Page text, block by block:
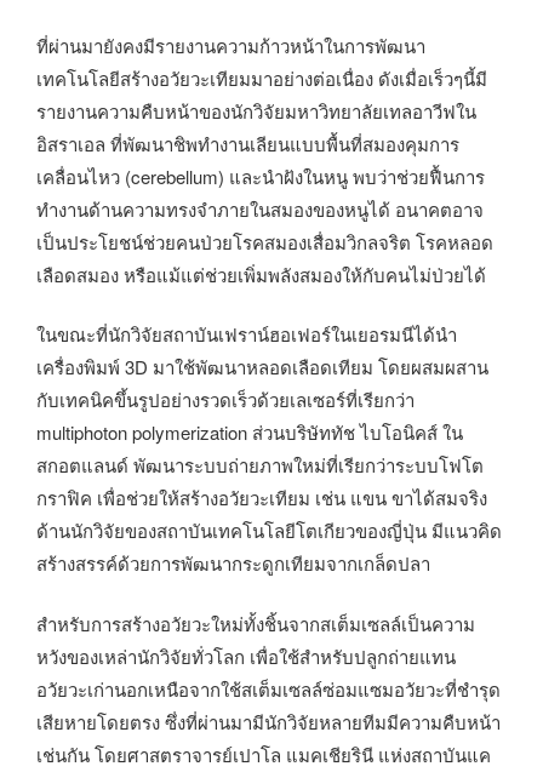
ที่ผ่านมายังคงมีรายงานความก้าวหน้าในการพัฒนา
เทคโนโลยีสร้างอวัยวะเทียมมาอย่างต่อเนื่อง ดังเมื่อเร็วๆนี้มี
รายงานความคืบหน้าของนักวิจัยมหาวิทยาลัยเทลอาวีฟใน
อิสราเอล ที่พัฒนาชิพทำงานเลียนแบบพื้นที่สมองคุมการ
เคลื่อนไหว (cerebellum) และนำฝังในหนู พบว่าช่วยฟื้นการ
ทำงานด้านความทรงจำภายในสมองของหนูได้ อนาคตอาจ
เป็นประโยชน์ช่วยคนป่วยโรคสมองเสื่อมวิกลจริต โรคหลอด
เลือดสมอง หรือแม้แต่ช่วยเพิ่มพลังสมองให้กับคนไม่ป่วยได้
ในขณะที่นักวิจัยสถาบันเฟราน์ฮอเฟอร์ในเยอรมนีได้นำ
เครื่องพิมพ์ 3D มาใช้พัฒนาหลอดเลือดเทียม โดยผสมผสาน
กับเทคนิคขึ้นรูปอย่างรวดเร็วด้วยเลเซอร์ที่เรียกว่า
multiphoton polymerization ส่วนบริษัททัช ไบโอนิคส์ ใน
สกอตแลนด์ พัฒนาระบบถ่ายภาพใหม่ที่เรียกว่าระบบโฟโต
กราฟิค เพื่อช่วยให้สร้างอวัยวะเทียม เช่น แขน ขาได้สมจริง
ด้านนักวิจัยของสถาบันเทคโนโลยีโตเกียวของญี่ปุ่น มีแนวคิด
สร้างสรรค์ด้วยการพัฒนากระดูกเทียมจากเกล็ดปลา
สำหรับการสร้างอวัยวะใหม่ทั้งชิ้นจากสเต็มเซลล์เป็นความ
หวังของเหล่านักวิจัยทั่วโลก เพื่อใช้สำหรับปลูกถ่ายแทน
อวัยวะเก่านอกเหนือจากใช้สเต็มเซลล์ซ่อมแซมอวัยวะที่ชำรุด
เสียหายโดยตรง ซึ่งที่ผ่านมามีนักวิจัยหลายทีมมีความคืบหน้า
เช่นกัน โดยศาสตราจารย์เปาโล แมคเชียรินี แห่งสถาบันแค